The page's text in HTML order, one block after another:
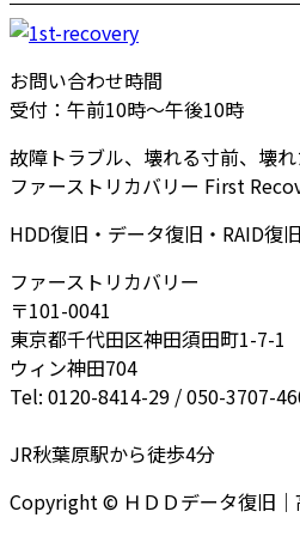
お問い合わせ時間
受付：午前10時～午後10時
故障トラブル、壊れる寸前、壊
ファーストリカバリー First
HDD復旧・データ復旧・RAID復
ファーストリカバリー
〒101-0041
東京都千代田区神田須田町1-7-1
ウィン神田704
Tel: 0120-8414-29 / 050-3707-
JR秋葉原駅から徒歩4分
Copyright © ＨＤＤデータ復旧｜